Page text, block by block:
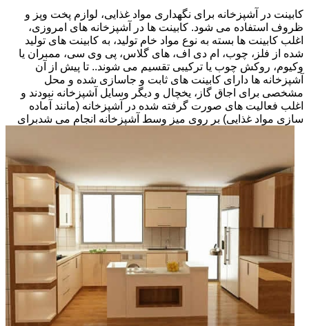
کابینت در آشپزخانه برای نگهداری مواد غذایی، لوازم پخت وپز و
ظروف استفاده می شود. کابینت ها در آشپزخانه های امروزی،
اغلب کابینت ها بسته به نوع مواد خام تولید، به کابینت های تولید
شده از فلز، چوب، ام دی اف، های گلاس، پی وی سی، ممبران یا
وکیوم، روکش چوب یا ترکیبی تقسیم می شوند.. تا پیش از آن
آشپزخانه ها دارای کابینت های ثابت و جاسازی شده و محل
مشخصی برای اجاق گاز، یخچال و دیگر وسایل آشپزخانه نبودند و
اغلب فعالیت های صورت گرفته شده در آشپزخانه (مانند آماده
سازی مواد غذایی) بر روی میز وسط آشپزخانه انجام می شدبرای